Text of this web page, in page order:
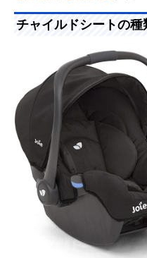
チャイルドシートの種